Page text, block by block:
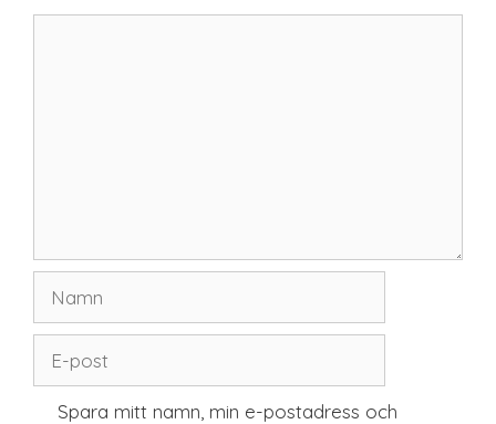
post
Spara mitt namn, min e-postadress och